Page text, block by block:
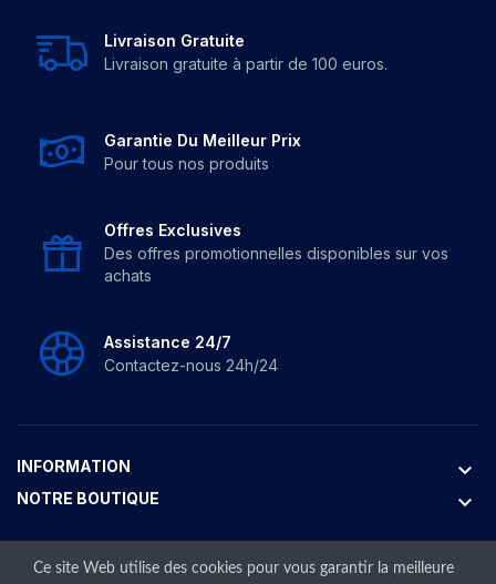
Livraison Gratuite
Livraison gratuite à partir de 100 euros.
Garantie Du Meilleur Prix
Pour tous nos produits
Offres Exclusives
Des offres promotionnelles disponibles sur vos
achats
Assistance 24/7
Contactez-nous 24h/24
INFORMATION keyboard_arrow_down
NOTRE BOUTIQUE keyboard_arrow_down
Ce site Web utilise des cookies pour vous garantir la meilleure